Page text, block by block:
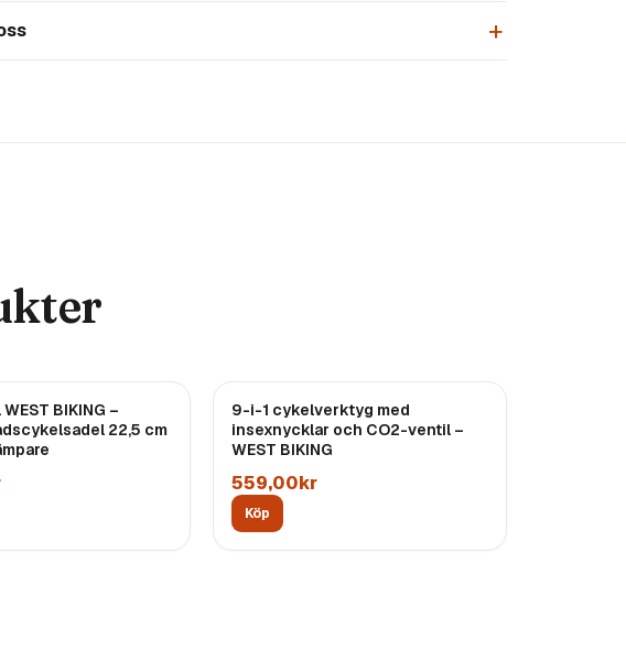
BIKING –
22,5 cm
Endast3kvar
9-i-1 cykelverktyg med
insexnycklar och CO2-ventil –
WEST BIKING
559,00kr
Köp